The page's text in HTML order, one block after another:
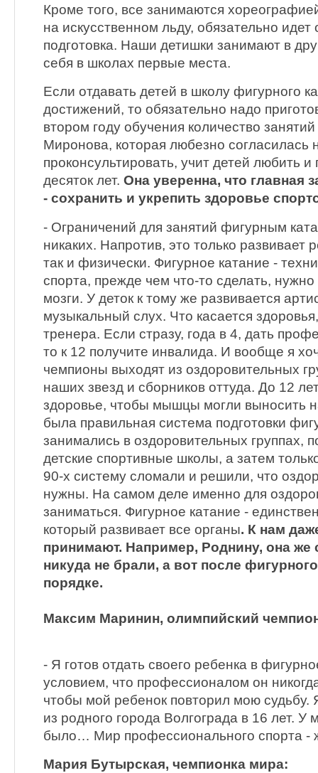
Кроме того, все занимаются
на искусственном льду, обязательно
подготовка. Наши детишки занимают в
себя в школах первые места.
Если отдавать детей в школу фигурного
достижений, то обязательно надо
втором году обучения количество
Миронова, которая любезно согласилась
проконсультировать, учит детей любить
десяток лет. Она уверенна, что главная
- сохранить и укрепить здоровье
- Ограничений для занятий фигурным
никаких. Напротив, это только развивает
так и физически. Фигурное катание -
спорта, прежде чем что-то сделать, нужно
мозги. У деток к тому же развивается
музыкальный слух. Что касается
тренера. Если стразу, года в 4, дать
то к 12 получите инвалида. И вообще я
чемпионы выходят из оздоровительных
наших звезд и сборников оттуда. До 12
здоровье, чтобы мышцы могли выносить
была правильная система подготовки
занимались в оздоровительных группах,
детские спортивные школы, а затем
90-х систему сломали и решили, что
нужны. На самом деле именно для
заниматься. Фигурное катание -
который развивает все органы. К нам
принимают. Например, Роднину, она же
никуда не брали, а вот после
порядке.
Максим Маринин, олимпийский
- Я готов отдать своего ребенка в
условием, что профессионалом он
чтобы мой ребенок повторил мою судьбу.
из родного города Волгограда в 16 лет. У
было… Мир профессионального спорта -
Мария Бутырская, чемпионка мира: